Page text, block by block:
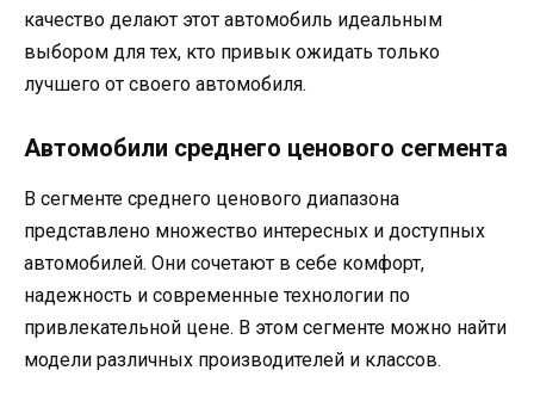
качество делают этот автомобиль идеальным
выбором для тех, кто привык ожидать только
лучшего от своего автомобиля.
Автомобили среднего ценового сегмента
В сегменте среднего ценового диапазона
представлено множество интересных и доступных
автомобилей. Они сочетают в себе комфорт,
надежность и современные технологии по
привлекательной цене. В этом сегменте можно найти
модели различных производителей и классов.